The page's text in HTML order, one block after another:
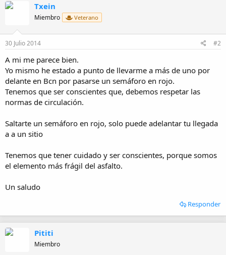
Txein
Miembro Veterano
30 Julio 2014 #2
A mi me parece bien.
Yo mismo he estado a punto de llevarme a más de uno por
delante en Bcn por pasarse un semáforo en rojo.
Tenemos que ser conscientes que, debemos respetar las
normas de circulación.
Saltarte un semáforo en rojo, solo puede adelantar tu llegada
a a un sitio
Tenemos que tener cuidado y ser conscientes, porque somos
el elemento más frágil del asfalto.
Un saludo
Responder
Pititi
Miembro